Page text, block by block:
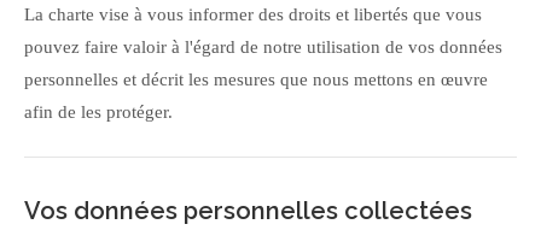
La charte vise à vous informer des droits et libertés que vous
pouvez faire valoir à l'égard de notre utilisation de vos données
personnelles et décrit les mesures que nous mettons en œuvre
afin de les protéger.
Vos données personnelles collectées